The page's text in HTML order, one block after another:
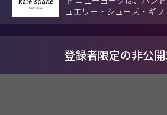
ュエリー・シューズ・ギ
フスタイルブランドです。
登録者限定の非公